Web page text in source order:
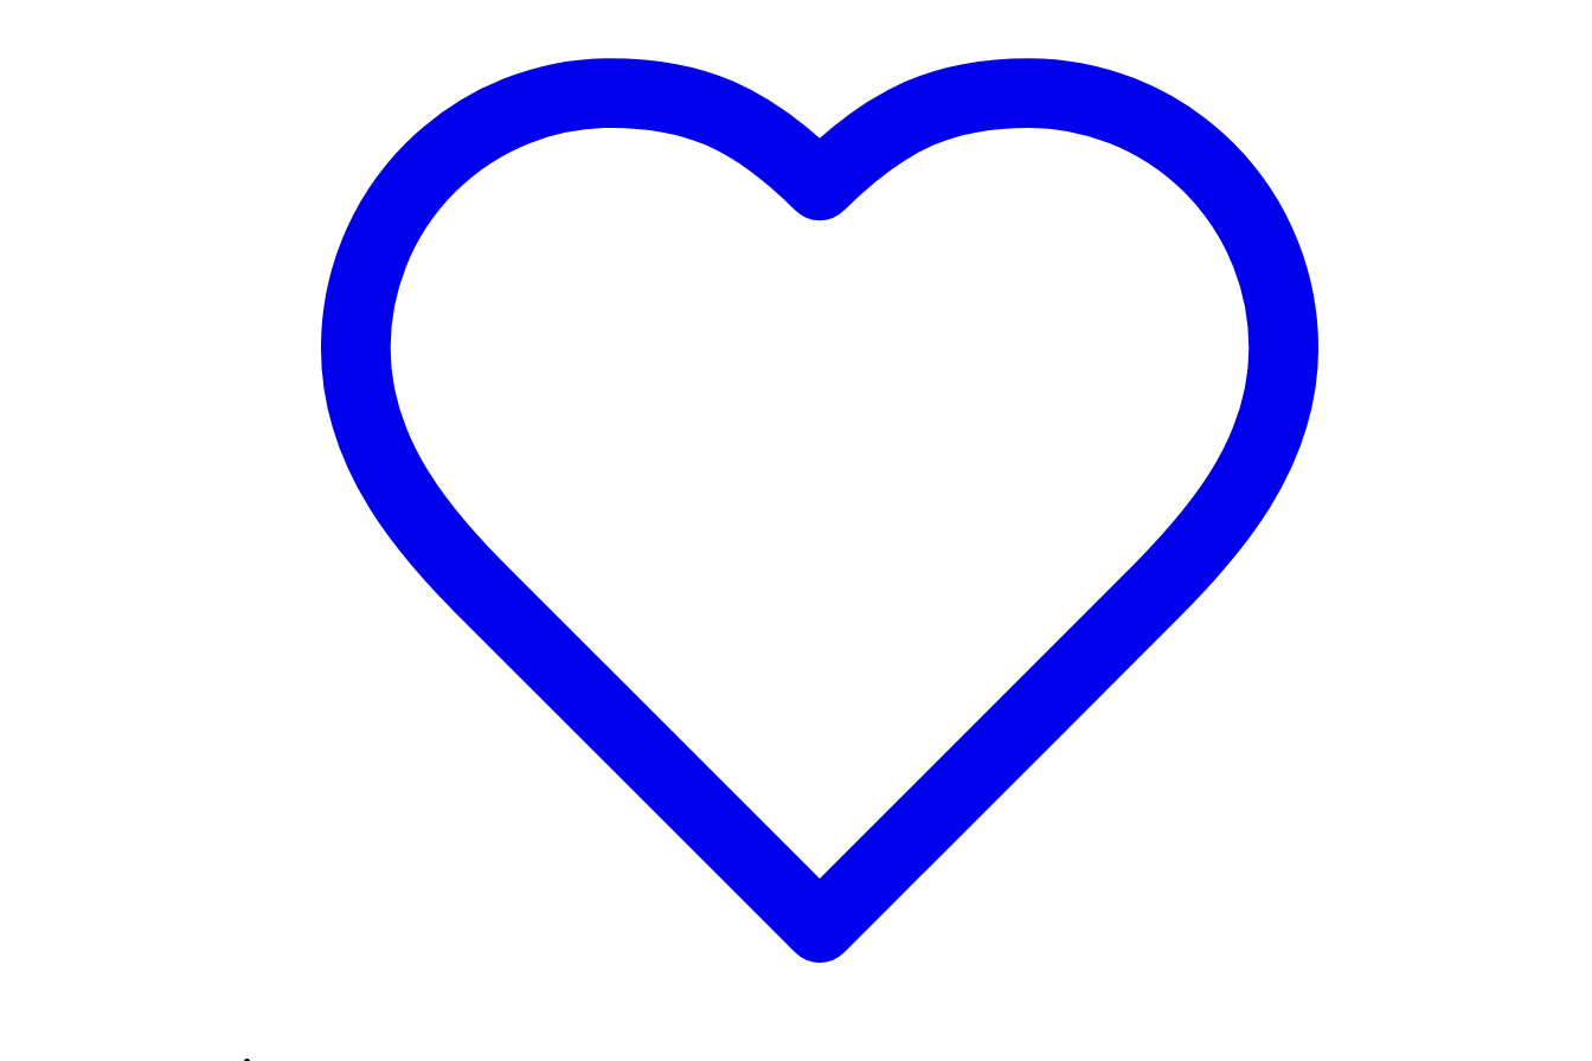
7,5 kg
(imballaggio incluso)
portable battery-powered speaker
talkover on all microphones
room effect
USB DC5V 2A port for charging your phone
included: F5 receiver and antenna
Bluetooth® 5.0
Bluetooth® TWS stereo
LED-display with battery status indicator
can be used while charged
automatic shutdown when the battery level is low
storage compartment for two microphones and cables
dimensions: 37.6 x 24.5 x 20.6 cm
weight: 5.9 kg